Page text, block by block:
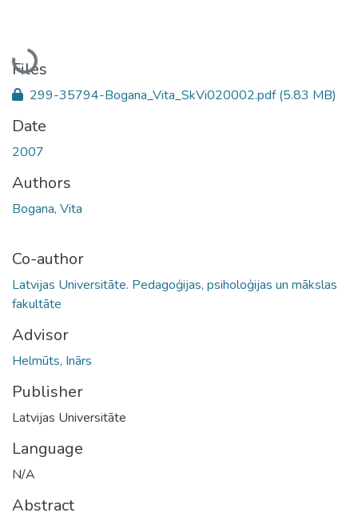
Loading...
Files
299-35794-Bogana_Vita_SkVi020002.pdf(5.83 MB)
Date
2007
Authors
Bogana, Vita
Co-author
Latvijas Universitāte. Pedagoģijas, psiholoģijas un mākslas
fakultāte
Advisor
Helmūts, Inārs
Publisher
Latvijas Universitāte
Language
N/A
Abstract